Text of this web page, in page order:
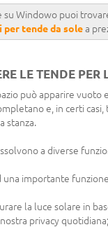
su Windowo puoi
per tende da solea
LE TENDE PER
può apparire vuoto
e, in certi
stanza.
a diverse
una importante
la luce solare in
privacy quotidiana;